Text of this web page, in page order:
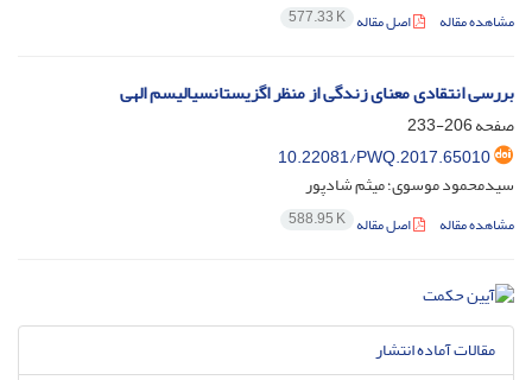
مشاهده مقاله اصل مقاله 577.33 K
بررسی انتقادی معنای زندگی از منظر اگزیستانسیالیسم الهی
صفحه206-233
10.22081/PWQ.2017.65010
سیدمحمود موسوی؛ میثم شادپور
مشاهده مقاله اصل مقاله 588.95 K
مقالات آماده انتشار